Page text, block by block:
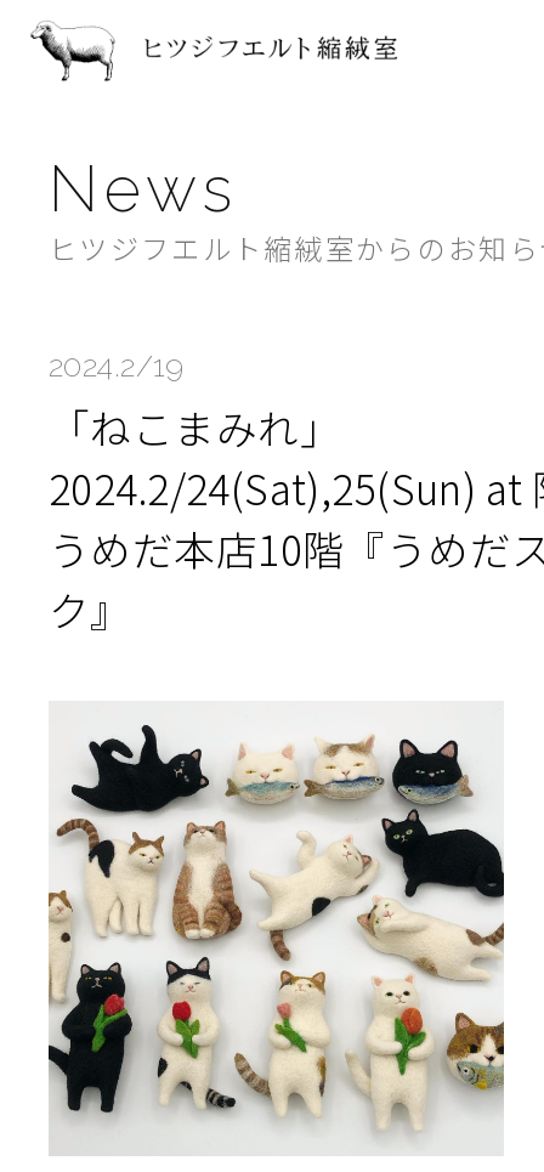
News
ヒツジフエルト縮絨室からのお知
2024.2/19
「ねこまみれ」
2024.2/24(Sat),25(Sun) at
うめだ本店10階『うめだ
ク』